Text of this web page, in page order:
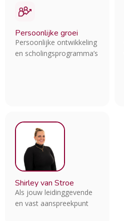
Persoonlijke groei
Persoonlijke ontwikkeling
en scholingsprogramma’s
Shirley van Stroe
Als jouw leidinggevende
en vast aanspreekpunt